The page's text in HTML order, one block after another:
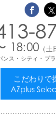
こだわりで
AZplus
18:00 （土
ンス・シティ・プ